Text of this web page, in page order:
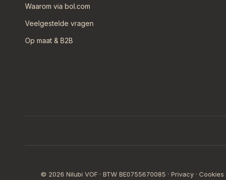
Waarom via bol.com
Veelgestelde vragen
Op maat & B2B
© 2026 Nilubi VOF · BTW BE0755670085 · Privacy · Cookies